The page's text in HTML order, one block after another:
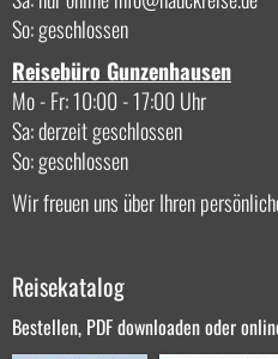
So: geschlossen
Reisebüro Gunzenhausen
Mo - Fr: 10:00 - 17:00 Uhr
Sa: derzeit geschlossen
So: geschlossen
Wir freuen uns über Ihren
Reisekatalog
Bestellen, PDF downloaden oder